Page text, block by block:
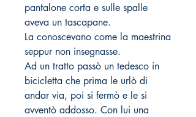
pantalone corta e sulle spalle
aveva un tascapane.
La conoscevano come la maestrina
seppur non insegnasse.
Ad un tratto passò un tedesco in
bicicletta che prima le urlò di
andar via, poi si fermò e le si
avventò addosso. Con lui una